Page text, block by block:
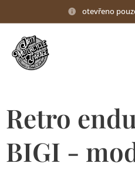
otevřeno
Retro
BIGI -